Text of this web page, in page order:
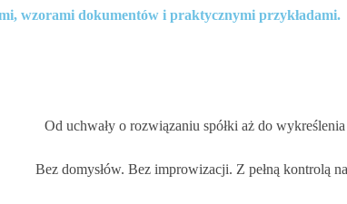
wzorami dokumentów i praktycznymi przykładami.
Od uchwały o rozwiązaniu spółki aż do
Bez domysłów. Bez improwizacji. Z pełną kontrolą